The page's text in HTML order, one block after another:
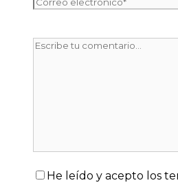
He leído y acepto los